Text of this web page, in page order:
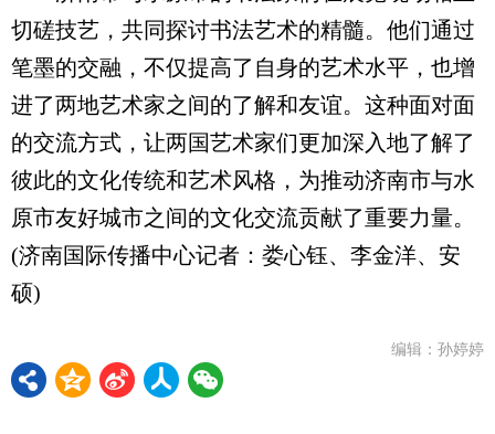
切磋技艺，共同探讨书法艺术的精髓。他们通过
笔墨的交融，不仅提高了自身的艺术水平，也增
进了两地艺术家之间的了解和友谊。这种面对面
的交流方式，让两国艺术家们更加深入地了解了
彼此的文化传统和艺术风格，为推动济南市与水
原市友好城市之间的文化交流贡献了重要力量。
(济南国际传播中心记者：娄心钰、李金洋、安
硕)
编辑：孙婷婷